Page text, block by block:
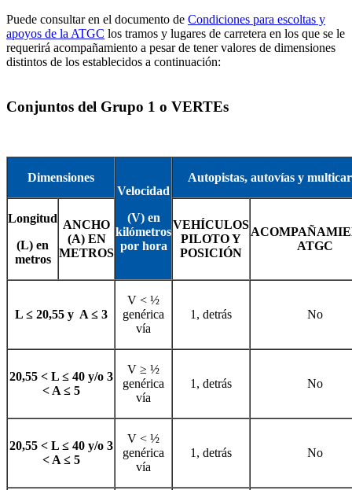
Puede consultar en el documento de Condiciones para escoltas y
apoyos de la ATGC los tramos y lugares de carretera en los que se le
requerirá acompañamiento a pesar de tener valores de dimensiones
distintos de los establecidos a continuación:
Conjuntos del Grupo 1 o VERTEs
Dimensiones
Velocidad
(V) en
kilómetros
por hora
Autopistas, autovías y
Longitud
(L) en
metros
ANCHO
(A) EN
METROS
VEHÍCULOS
PILOTO Y
POSICIÓN
ATGC
L ≤ 20,55 y A ≤ 3
V < ½
genérica
vía
1, detrás No
20,55 < L ≤ 40 y/o 3
< A ≤ 5
V ≥ ½
genérica
vía
1, detrás No
20,55 < L ≤ 40 y/o 3
< A ≤ 5
V < ½
genérica
vía
1, detrás No